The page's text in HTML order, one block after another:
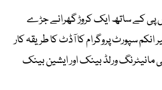
پی کے ساتھ ایک کروڑ گھرانے جڑے
انکم سپورٹ پروگرام کا آڈٹ کا طریقہ کار
مانیٹرنگ ورلڈ بینک اور ایشین بینک